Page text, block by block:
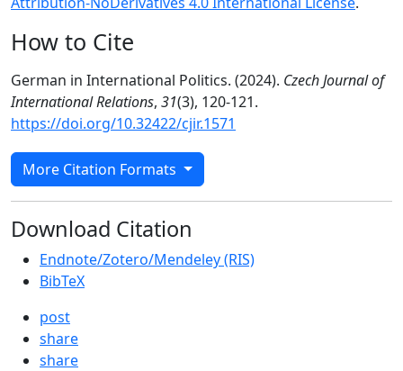
How to Cite
German in International Politics. (2024). Czech Journal of
International Relations, 31(3), 120-121.
https://doi.org/10.32422/cjir.1571
More Citation Formats
Download Citation
Endnote/Zotero/Mendeley (RIS)
BibTeX
post
share
share